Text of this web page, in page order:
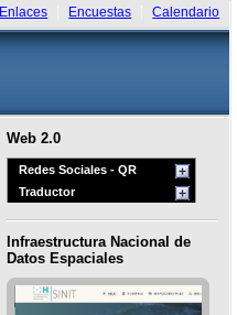
Enlaces Encuestas Calendario
Web 2.0
Redes Sociales - QR
Traductor
Infraestructura Nacional de
Datos Espaciales